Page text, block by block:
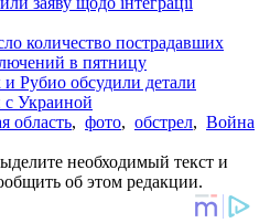
количество пострадавших
в пятницу
Рубио обсудили детали
Украиной
область, фото, обстрел, Война
необходимый текст и
об этом редакции.